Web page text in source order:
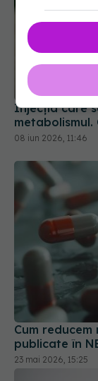
Injecția care
08 iun 2026, 11:46
Cum reducem
publicate în
23 mai 2026, 15:25